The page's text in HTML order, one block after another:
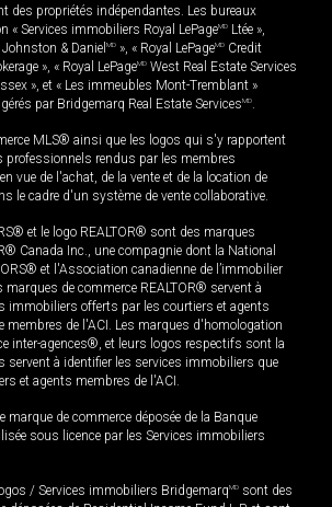
des propriétés indépendantes. Les bureaux
« Services immobiliers Royal LePageMD Ltée »,
& Daniel MD », « Royal LePageMD Credit
», « Royal LePageMD West Real Estate Services
», et « Les immeubles Mont-Tremblant »
par Bridgemarq Real Estate ServicesMD.
MLS® ainsi que les logos qui s'y rapportent
professionnels rendus par les membres
vue de l'achat, de la vente et de la location de
le cadre d'un système de vente collaborative.
et le logo REALTOR® sont des marques
Canada Inc., une compagnie dont la National
et l'Association canadienne de l’immobilier
marques de commerce REALTOR® servent à
immobiliers offerts par les courtiers et agents
membres de l'ACI. Les marques d'homologation
inter-agences®, et leurs logos respectifs sont la
servent à identifier les services immobiliers que
et agents membres de l'ACI.
marque de commerce déposée de la Banque
sous licence par les Services immobiliers
/ Services immobiliers BridgemarqMD sont des